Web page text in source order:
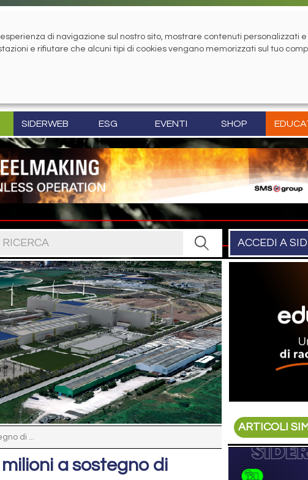
SIDERWEB ESG EVENTI SHOP
ACCEDI A
di ...
a sostegno di
ARTICOLI
di navigazione sul nostro sito, mostrare contenuti personalizzati
e rifiutare che alcuni tipi di cookies vengano memorizzati sul tuo